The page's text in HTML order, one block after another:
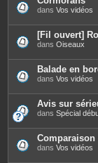
dans Vos vidéos
[Fil ouvert]
dans Oiseaux
Balade en
dans Vos vidéos
Avis sur
dans Spécial
Comparaison
dans Vos vidéos